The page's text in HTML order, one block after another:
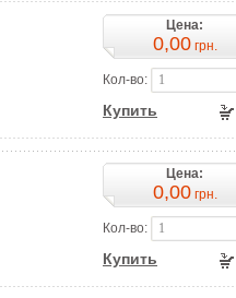
Цена:
0,00грн.
Кол-во:
Купить
Цена:
0,00грн.
Кол-во:
Купить